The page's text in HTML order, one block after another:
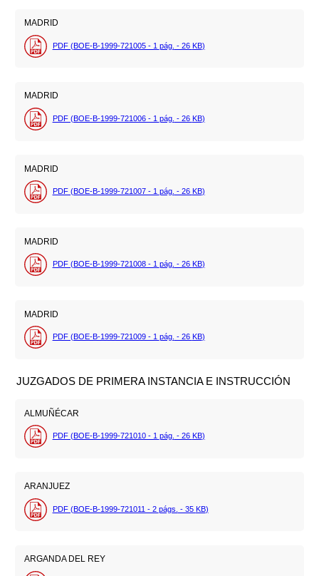
MADRID
PDF (BOE-B-1999-721005 - 1 pág. - 26 KB)
MADRID
PDF (BOE-B-1999-721006 - 1 pág. - 26 KB)
MADRID
PDF (BOE-B-1999-721007 - 1 pág. - 26 KB)
MADRID
PDF (BOE-B-1999-721008 - 1 pág. - 26 KB)
MADRID
PDF (BOE-B-1999-721009 - 1 pág. - 26 KB)
JUZGADOS DE PRIMERA INSTANCIA E INSTRUCCIÓN
ALMUÑÉCAR
PDF (BOE-B-1999-721010 - 1 pág. - 26 KB)
ARANJUEZ
PDF (BOE-B-1999-721011 - 2 págs. - 35 KB)
ARGANDA DEL REY